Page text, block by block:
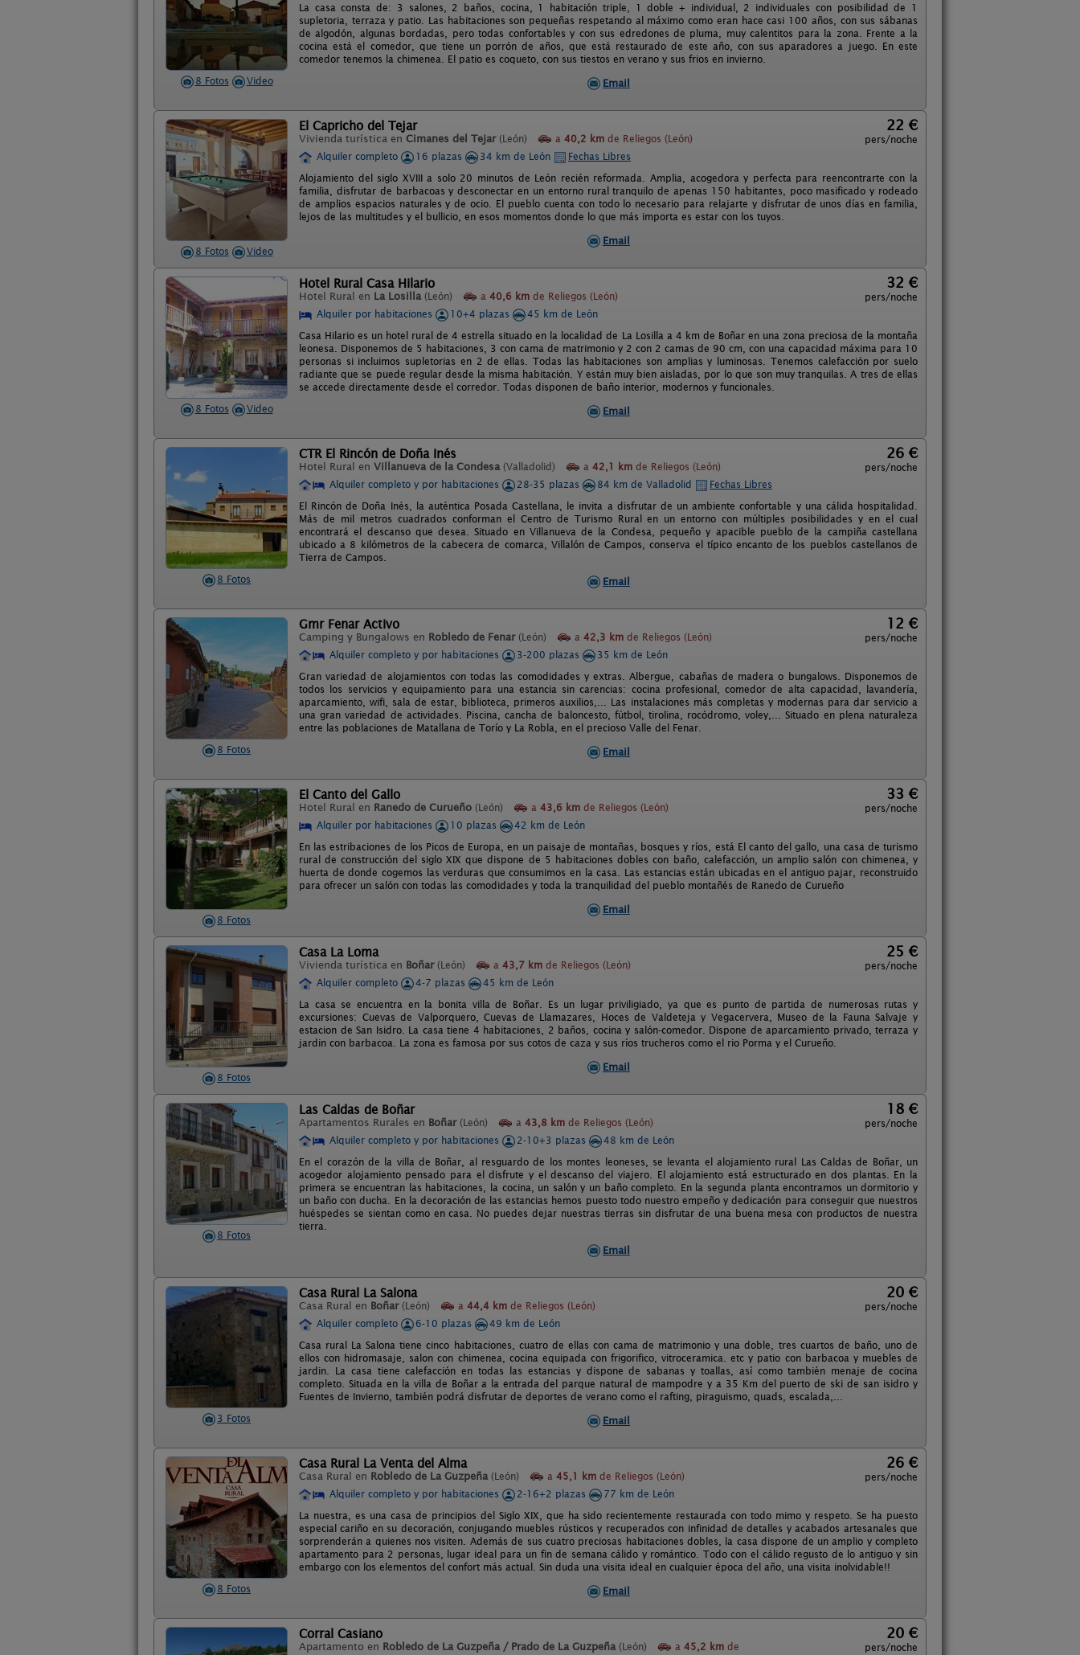
8 Fotos Video
La casa consta de: 3 salones, 2 baños, cocina, 1 habitación triple, 1 doble + individual, 2 individuales con posibilidad de 1
supletoria, terraza y patio. Las habitaciones son pequeñas respetando al máximo como eran hace casi 100 años, con sus sábanas
de algodón, algunas bordadas, pero todas confortables y con sus edredones de pluma, muy calentitos para la zona. Frente a la
cocina está el comedor, que tiene un porrón de años, que está restaurado de este año, con sus aparadores a juego. En este
comedor tenemos la chimenea. El patio es coqueto, con sus tiestos en verano y sus frios en invierno.
Email
8 Fotos Video
El Capricho del Tejar
Vivienda turística en Cimanes del Tejar (León) a 40,2 km de Reliegos (León)
22 €
pers/noche
Alquiler completo
16 plazas 34 km de León
Fechas Libres
Alojamiento del siglo XVIII a solo 20 minutos de León recién reformada. Amplia, acogedora y perfecta para reencontrarte con la
familia, disfrutar de barbacoas y desconectar en un entorno rural tranquilo de apenas 150 habitantes, poco masificado y rodeado
de amplios espacios naturales y de ocio. El pueblo cuenta con todo lo necesario para relajarte y disfrutar de unos días en familia,
lejos de las multitudes y el bullicio, en esos momentos donde lo que más importa es estar con los tuyos.
Email
8 Fotos Video
Hotel Rural Casa Hilario
Hotel Rural en La Losilla (León) a 40,6 km de Reliegos (León)
32 €
pers/noche
Alquiler por habitaciones
10+4 plazas
45 km de León
Casa Hilario es un hotel rural de 4 estrella situado en la localidad de La Losilla a 4 km de Boñar en una zona preciosa de la montaña
leonesa. Disponemos de 5 habitaciones, 3 con cama de matrimonio y 2 con 2 camas de 90 cm, con una capacidad máxima para 10
personas si incluimos supletorias en 2 de ellas. Todas las habitaciones son amplias y luminosas. Tenemos calefacción por suelo
radiante que se puede regular desde la misma habitación. Y están muy bien aisladas, por lo que son muy tranquilas. A tres de ellas
se accede directamente desde el corredor. Todas disponen de baño interior, modernos y funcionales.
Email
8 Fotos
CTR El Rincón de Doña Inés
Hotel Rural en Villanueva de la Condesa (Valladolid) a 42,1 km de Reliegos (León)
26 €
pers/noche
Alquiler completo y por habitaciones
28-35 plazas 84 km de Valladolid
Fechas Libres
El Rincón de Doña Inés, la auténtica Posada Castellana, le invita a disfrutar de un ambiente confortable y una cálida hospitalidad.
Más de mil metros cuadrados conforman el Centro de Turismo Rural en un entorno con múltiples posibilidades y en el cual
encontrará el descanso que desea. Situado en Villanueva de la Condesa, pequeño y apacible pueblo de la campiña castellana
ubicado a 8 kilómetros de la cabecera de comarca, Villalón de Campos, conserva el típico encanto de los pueblos castellanos de
Tierra de Campos.
Email
8 Fotos
Gmr Fenar Activo
Camping y Bungalows en Robledo de Fenar (León) a 42,3 km de Reliegos (León)
12 €
pers/noche
Alquiler completo y por habitaciones
3-200 plazas
35 km de León
Gran variedad de alojamientos con todas las comodidades y extras. Albergue, cabañas de madera o bungalows. Disponemos de
todos los servicios y equipamiento para una estancia sin carencias: cocina profesional, comedor de alta capacidad, lavandería,
aparcamiento, wifi, sala de estar, biblioteca, primeros auxilios,... Las instalaciones más completas y modernas para dar servicio a
una gran variedad de actividades. Piscina, cancha de baloncesto, fútbol, tirolina, rocódromo, voley,... Situado en plena naturaleza
entre las poblaciones de Matallana de Torío y La Robla, en el precioso Valle del Fenar.
Email
8 Fotos
El Canto del Gallo
Hotel Rural en Ranedo de Curueño (León) a 43,6 km de Reliegos (León)
33 €
pers/noche
Alquiler por habitaciones
10 plazas
42 km de León
En las estribaciones de los Picos de Europa, en un paisaje de montañas, bosques y ríos, está El canto del gallo, una casa de turismo
rural de construcción del siglo XIX que dispone de 5 habitaciones dobles con baño, calefacción, un amplio salón con chimenea, y
huerta de donde cogemos las verduras que consumimos en la casa. Las estancias están ubicadas en el antiguo pajar, reconstruido
para ofrecer un salón con todas las comodidades y toda la tranquilidad del pueblo montañés de Ranedo de Curueño
Email
8 Fotos
Casa La Loma
Vivienda turística en Boñar (León) a 43,7 km de Reliegos (León)
25 €
pers/noche
Alquiler completo
4-7 plazas
45 km de León
La casa se encuentra en la bonita villa de Boñar. Es un lugar priviligiado, ya que es punto de partida de numerosas rutas y
excursiones: Cuevas de Valporquero, Cuevas de Llamazares, Hoces de Valdeteja y Vegacervera, Museo de la Fauna Salvaje y
estacion de San Isidro. La casa tiene 4 habitaciones, 2 baños, cocina y salón-comedor. Dispone de aparcamiento privado, terraza y
jardin con barbacoa. La zona es famosa por sus cotos de caza y sus ríos trucheros como el rio Porma y el Curueño.
Email
8 Fotos
Las Caldas de Boñar
Apartamentos Rurales en Boñar (León) a 43,8 km de Reliegos (León)
18 €
pers/noche
Alquiler completo y por habitaciones
2-10+3 plazas
48 km de León
En el corazón de la villa de Boñar, al resguardo de los montes leoneses, se levanta el alojamiento rural Las Caldas de Boñar, un
acogedor alojamiento pensado para el disfrute y el descanso del viajero. El alojamiento está estructurado en dos plantas. En la
primera se encuentran las habitaciones, la cocina, un salón y un baño completo. En la segunda planta encontramos un dormitorio y
un baño con ducha. En la decoración de las estancias hemos puesto todo nuestro empeño y dedicación para conseguir que nuestros
huéspedes se sientan como en casa. No puedes dejar nuestras tierras sin disfrutar de una buena mesa con productos de nuestra
tierra.
Email
3 Fotos
Casa Rural La Salona
Casa Rural en Boñar (León) a 44,4 km de Reliegos (León)
20 €
pers/noche
Alquiler completo
6-10 plazas
49 km de León
Casa rural La Salona tiene cinco habitaciones, cuatro de ellas con cama de matrimonio y una doble, tres cuartos de baño, uno de
ellos con hidromasaje, salon con chimenea, cocina equipada con frigorifico, vitroceramica. etc y patio con barbacoa y muebles de
jardin. La casa tiene calefacción en todas las estancias y dispone de sabanas y toallas, así como también menaje de cocina
completo. Situada en la villa de Boñar a la entrada del parque natural de mampodre y a 35 Km del puerto de ski de san isidro y
Fuentes de Invierno, también podrá disfrutar de deportes de verano como el rafting, piraguismo, quads, escalada,...
Email
8 Fotos
Casa Rural La Venta del Alma
Casa Rural en Robledo de La Guzpeña (León) a 45,1 km de Reliegos (León)
26 €
pers/noche
Alquiler completo y por habitaciones
2-16+2 plazas
77 km de León
La nuestra, es una casa de principios del Siglo XIX, que ha sido recientemente restaurada con todo mimo y respeto. Se ha puesto
especial cariño en su decoración, conjugando muebles rústicos y recuperados con infinidad de detalles y acabados artesanales que
sorprenderán a quienes nos visiten. Además de sus cuatro preciosas habitaciones dobles, la casa dispone de un amplio y completo
apartamento para 2 personas, lugar ideal para un fin de semana cálido y romántico. Todo con el cálido regusto de lo antiguo y sin
embargo con los elementos del confort más actual. Sin duda una visita ideal en cualquier época del año, una visita inolvidable!!
Email
Corral Casiano
Apartamento en Robledo de La Guzpeña / Prado de La Guzpeña (León) a 45,2 km de
20 €
pers/noche